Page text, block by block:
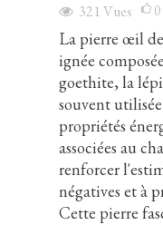
321Vues 0
La pierre œil
ignée
goethite, la
souvent
propriétés
associées au
renforcer
négatives et à
Cette pierre